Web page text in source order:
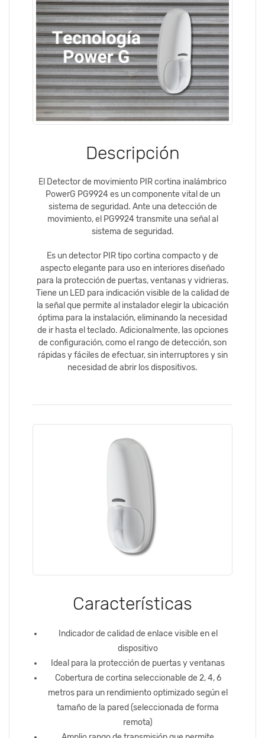
Descripción
El Detector de movimiento PIR cortina inalámbrico
PowerG PG9924 es un componente vital de un
sistema de seguridad. Ante una detección de
movimiento, el PG9924 transmite una señal al
sistema de seguridad.
Es un detector PIR tipo cortina compacto y de
aspecto elegante para uso en interiores diseñado
para la protección de puertas, ventanas y vidrieras.
Tiene un LED para indicación visible de la calidad de
la señal que permite al instalador elegir la ubicación
óptima para la instalación, eliminando la necesidad
de ir hasta el teclado. Adicionalmente, las opciones
de configuración, como el rango de detección, son
rápidas y fáciles de efectuar, sin interruptores y sin
necesidad de abrir los dispositivos.
Características
Indicador de calidad de enlace visible en el
dispositivo
Ideal para la protección de puertas y ventanas
Cobertura de cortina seleccionable de 2, 4, 6
metros para un rendimiento optimizado según el
tamaño de la pared (seleccionada de forma
remota)